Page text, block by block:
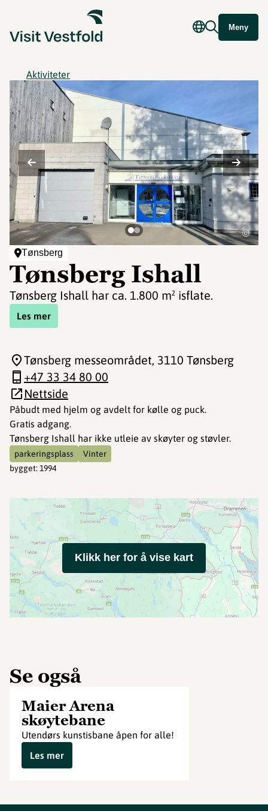
Meny
Aktiviteter
Tønsberg
Tønsberg Ishall
Tønsberg Ishall har ca. 1.800 m² isflate.
Les mer
©
Påbudt med hjelm og avdelt for kølle og puck.
Gratis adgang.
Tønsberg Ishall har ikke utleie av skøyter og støvler.
parkeringsplass
Vinter
bygget: 1994
Tønsberg messeområdet, 3110 Tønsberg
+47 33 34 80 00
Nettside
Klikk her for å vise kart
Se også
Maier Arena
skøytebane
Utendørs kunstisbane åpen for alle!
Les mer